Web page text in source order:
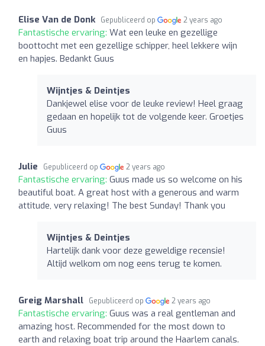
Elise Van de Donk Gepubliceerd op 2 years ago
Fantastische ervaring: Wat een leuke en gezellige
boottocht met een gezellige schipper, heel lekkere wijn
en hapjes. Bedankt Guus
Wijntjes & Deintjes
Dankjewel elise voor de leuke review! Heel graag
gedaan en hopelijk tot de volgende keer. Groetjes
Guus
Julie Gepubliceerd op 2 years ago
Fantastische ervaring: Guus made us so welcome on his
beautiful boat. A great host with a generous and warm
attitude, very relaxing! The best Sunday! Thank you
Wijntjes & Deintjes
Hartelijk dank voor deze geweldige recensie!
Altijd welkom om nog eens terug te komen.
Greig Marshall Gepubliceerd op 2 years ago
Fantastische ervaring: Guus was a real gentleman and
amazing host. Recommended for the most down to
earth and relaxing boat trip around the Haarlem canals.